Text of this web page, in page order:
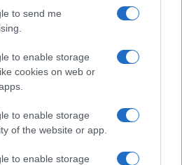
to send me
to enable storage
cookies on web or
to enable storage
of the website or app.
to enable storage